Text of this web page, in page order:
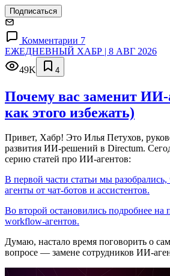
Подписаться
Комментарии 7
ЕЖЕДНЕВНЫЙ ХАБР | 8 АВГ 2026
49K
4
Почему вас заменит
как этого избежать)
Привет, Хабр! Это Илья Петухов,
развития ИИ-решений в Directum.
серию статей про ИИ-агентов:
В первой части статьи мы
агенты от чат-ботов и ассистентов.
Во второй остановились подробнее на
workflow-агентов.
Думаю, настало время поговорить о
вопросе — замене сотрудников ИИ-